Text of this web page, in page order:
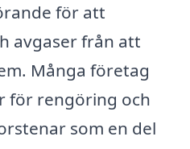
för att
avgaser från att
Många företag
för rengöring och
som en del